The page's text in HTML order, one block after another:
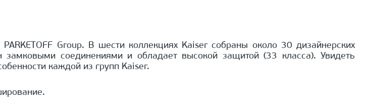
Group. В шести коллекциях Kaiser собраны около 30 дизайнерских
соединениями и обладает высокой защитой (33 класса). Увидеть
каждой из групп Kaiser.